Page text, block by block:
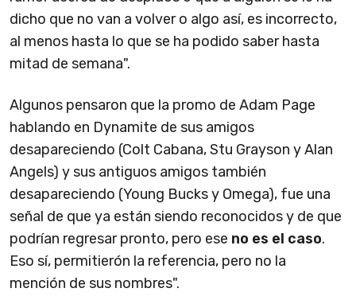
dicho que no van a volver o algo así, es incorrecto,
al menos hasta lo que se ha podido saber hasta
mitad de semana".
Algunos pensaron que la promo de Adam Page
hablando en Dynamite de sus amigos
desapareciendo (Colt Cabana, Stu Grayson y Alan
Angels) y sus antiguos amigos también
desapareciendo (Young Bucks y Omega), fue una
señal de que ya están siendo reconocidos y de que
podrían regresar pronto, pero ese no es el caso.
Eso sí, permitierón la referencia, pero no la
mención de sus nombres".